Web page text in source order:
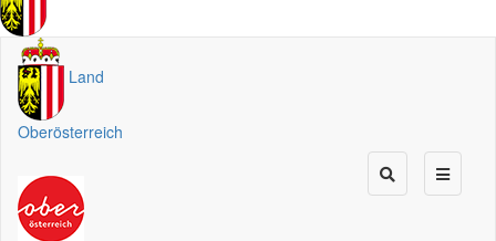
Land
Oberösterreich